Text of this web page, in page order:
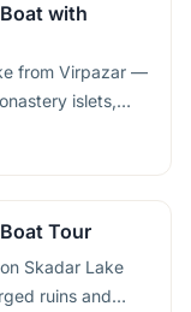
with
from Virpazar —
islets,
Tour
Skadar Lake
ruins and